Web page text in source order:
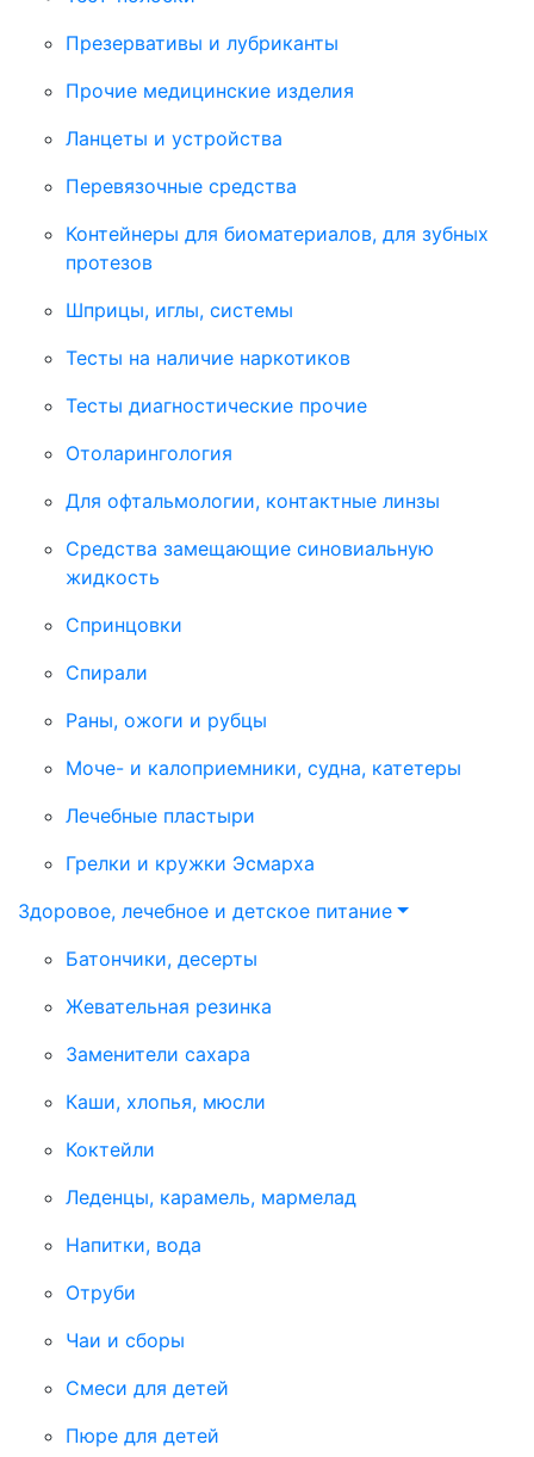
Презервативы и лубриканты
Прочие медицинские изделия
Ланцеты и устройства
Перевязочные средства
Контейнеры для биоматериалов, для зубных
протезов
Шприцы, иглы, системы
Тесты на наличие наркотиков
Тесты диагностические прочие
Отоларингология
Для офтальмологии, контактные линзы
Средства замещающие синовиальную
жидкость
Спринцовки
Спирали
Раны, ожоги и рубцы
Моче- и калоприемники, судна, катетеры
Лечебные пластыри
Грелки и кружки Эсмарха
Здоровое, лечебное и детское питание
Батончики, десерты
Жевательная резинка
Заменители сахара
Каши, хлопья, мюсли
Коктейли
Леденцы, карамель, мармелад
Напитки, вода
Отруби
Чаи и сборы
Смеси для детей
Пюре для детей